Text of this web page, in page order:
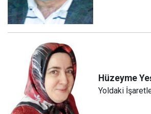
Hüzeyme
Yoldaki